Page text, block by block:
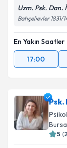
Uzm. Psk. Dan.
Bahçelievler 1831/
En Yakın Saatler
17:00
Psk.
Bursa
5 (